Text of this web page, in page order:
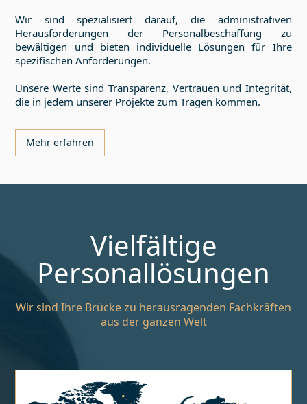
Wir sind spezialisiert darauf, die administrativen
Herausforderungen der Personalbeschaffung zu
bewältigen und bieten individuelle Lösungen für Ihre
spezifischen Anforderungen.
Unsere Werte sind Transparenz, Vertrauen und Integrität,
die in jedem unserer Projekte zum Tragen kommen.
Mehr erfahren
Vielfältige
Personallösungen
Wir sind Ihre Brücke zu herausragenden Fachkräften
aus der ganzen Welt